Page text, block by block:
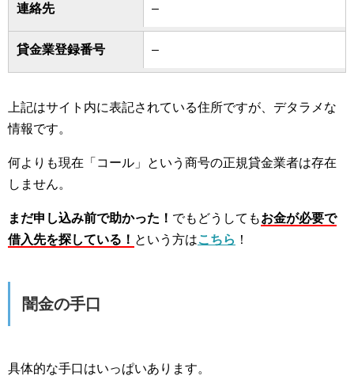
連絡先 –
貸金業登録番号 –
上記はサイト内に表記されている住所ですが、デタラメな
情報です。
何よりも現在「コール」という商号の正規貸金業者は存在
しません。
まだ申し込み前で助かった！ でもどうしてもお金が必要で
借入先を探している！ という方はこちら ！
闇金の手口
具体的な手口はいっぱいあります。